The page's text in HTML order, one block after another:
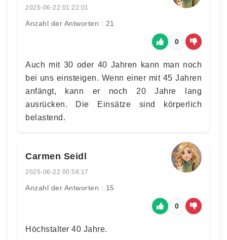
2025-06-22 01:22:01
Anzahl der Antworten : 21
0
Auch mit 30 oder 40 Jahren kann man noch
bei uns einsteigen. Wenn einer mit 45 Jahren
anfängt, kann er noch 20 Jahre lang
ausrücken. Die Einsätze sind körperlich
belastend.
Carmen Seidl
2025-06-22 00:58:17
Anzahl der Antworten : 15
0
Höchstalter 40 Jahre.